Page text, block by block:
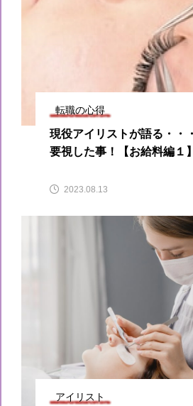
転職の心得
現役アイリストが語る・・
要視した事！【お給料編１】
2023.08.13
アイリスト